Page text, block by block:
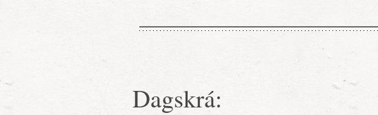
Dagskrá: